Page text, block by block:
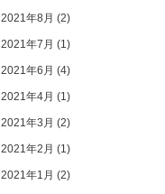
2021年8月 (2)
2021年7月 (1)
2021年6月 (4)
2021年4月 (1)
2021年3月 (2)
2021年2月 (1)
2021年1月 (2)